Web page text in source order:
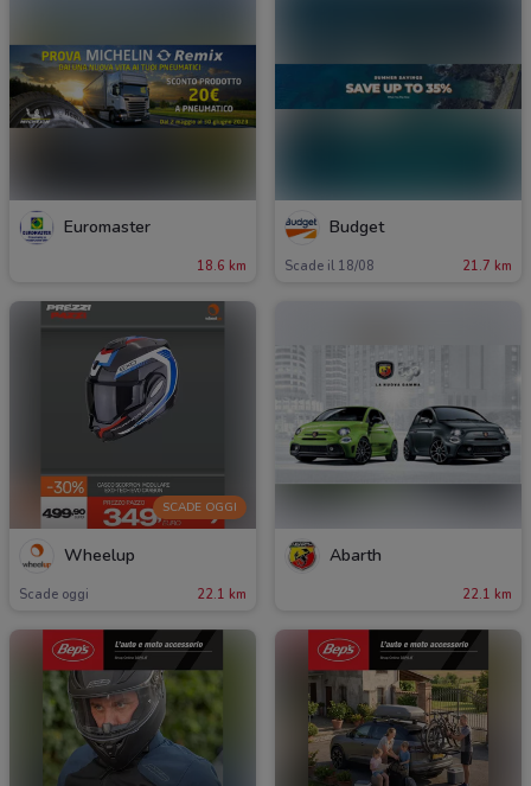
Euromaster
18.6 km
Budget
Scade il 18/08 21.7 km
SCADE OGGI
Wheelup
Scade oggi 22.1 km
Abarth
22.1 km